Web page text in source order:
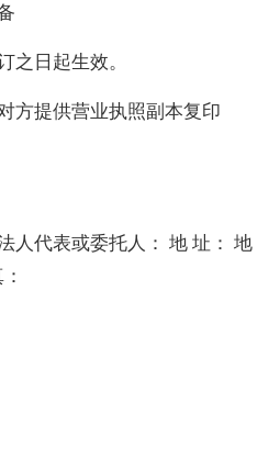
之日起生效。
方提供营业执照副本复印
人代表或委托人： 地 址： 地